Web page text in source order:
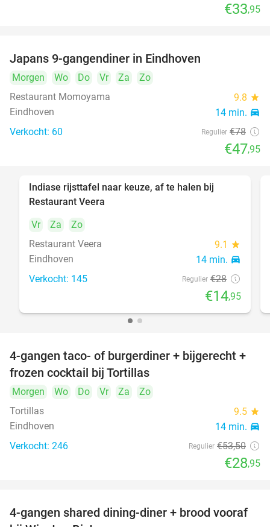
€33,95
Japans 9-gangendiner in Eindhoven
Morgen Wo Do Vr Za
Zo
Restaurant Momoyama
9.8 star
Eindhoven 14 min. directions_car
Verkocht: 60 Regulier €78
€47,95
Indiase rijsttafel naar keuze, af te halen bij
Restaurant Veera
Vr
Za
Zo
Restaurant Veera
9.1 star
Eindhoven 14 min. directions_car
Verkocht: 145 Regulier €28
€14,95
46%
4-gangen taco- of burgerdiner + bijgerecht +
frozen cocktail bij Tortillas
Morgen Wo Do Vr Za
Zo
Tortillas
9.5 star
Eindhoven 14 min. directions_car
Verkocht: 246 Regulier €53,50
€28,95
32%
4-gangen shared dining-diner + brood vooraf